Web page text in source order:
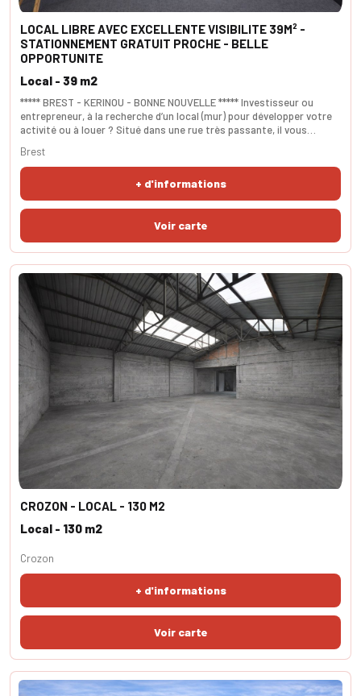
LOCAL LIBRE AVEC EXCELLENTE VISIBILITE 39M² -
STATIONNEMENT GRATUIT PROCHE - BELLE
OPPORTUNITE
***** BREST - KERINOU - BONNE NOUVELLE ***** Investisseur ou
entrepreneur, à la recherche d’un local (mur) pour développer votre
activité ou à louer ? Situé dans une rue très passante, il vous
commerce, un bureau ou une profession libérale (hors restauration
rapide). Stationnement gratuit à proximité. Une visite s’impose!.
Local - 39 m2
+ d'informations
Brest
CROZON - LOCAL - 130 M2
Local - 130 m2
+ d'informations
Crozon